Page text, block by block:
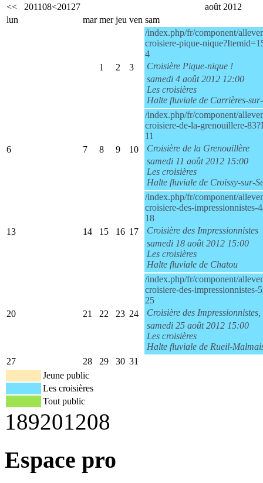
<< 201108<20127
août 2012
lun
mar mer jeu ven sam
1 2 3
/index.php/fr/component/
croisiere-pique-
4
Croisière Pique-nique !
samedi 4 août 2012 12:00
Les croisières
Halte fluviale de Carrières-
6 7 8 9 10
/index.php/fr/component/
croisiere-de-la-grenouillere-
11
Croisière de la Grenouillère
samedi 11 août 2012 15:00
Les croisières
Halte fluviale de Croissy-sur-
13 14 15 16 17
/index.php/fr/component/
croisiere-des-impressionnistes-
18
Croisière des Impressionnistes
samedi 18 août 2012 15:00
Les croisières
Halte fluviale de Chatou
20 21 22 23 24
/index.php/fr/component/
croisiere-des-impressionnistes-
25
Croisière des
samedi 25 août 2012 15:00
Les croisières
Halte fluviale de Rueil-
27
28 29 30 31
Jeune public
Les croisières
Tout public
189201208
Espace pro